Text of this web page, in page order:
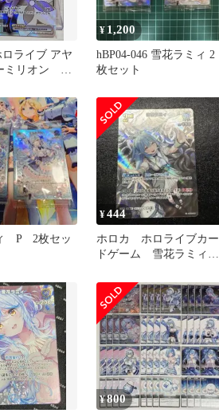
ライブ アヤ
ミリオン
¥ 1,200
hBP04-046 雪花ラミィ 2
枚セット
P 2枚セッ
¥444
ホロカ ホロライブカー
ドゲーム 雪花ラミィ
¥800